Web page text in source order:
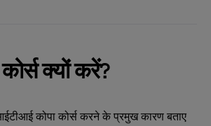
क्यों करें?
कोपा कोर्स करने के प्रमुख कारण बताए